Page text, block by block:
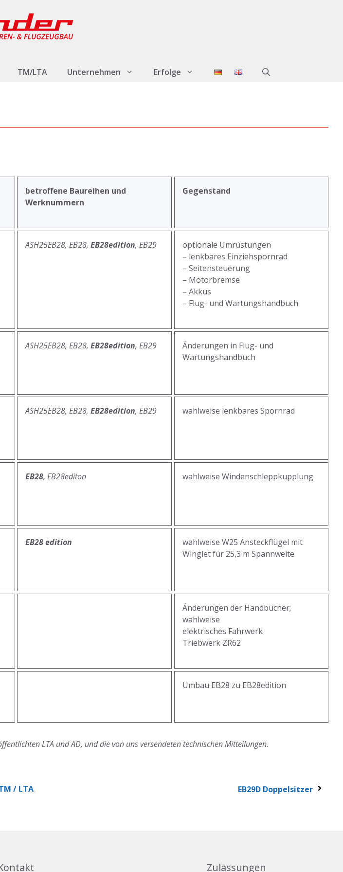
TM/LTA Unternehmen Erfolge
betroffene Baureihen und
Werknummern
Gegenstand
ASH25EB28, EB28,EB28edition, EB29
optionale Umrüstungen
– lenkbares Einziehspornrad
– Seitensteuerung
– Motorbremse
– Akkus
– Flug- und Wartungshandbuch
ASH25EB28, EB28,EB28edition, EB29
Änderungen in Flug- und
Wartungshandbuch
ASH25EB28, EB28,EB28edition, EB29 wahlweise lenkbares Spornrad
EB28, EB28editon wahlweise Windenschleppkupplung
EB28 edition
wahlweise W25 Ansteckflügel mit
Winglet für 25,3 m Spannweite
Änderungen der Handbücher;
wahlweise
elektrisches Fahrwerk
Triebwerk ZR62
Umbau EB28 zu EB28edition
LTA und AD, und die von uns versendeten technischen Mitteilungen.
/ LTA EB29D Doppelsitzer
Zulassungen